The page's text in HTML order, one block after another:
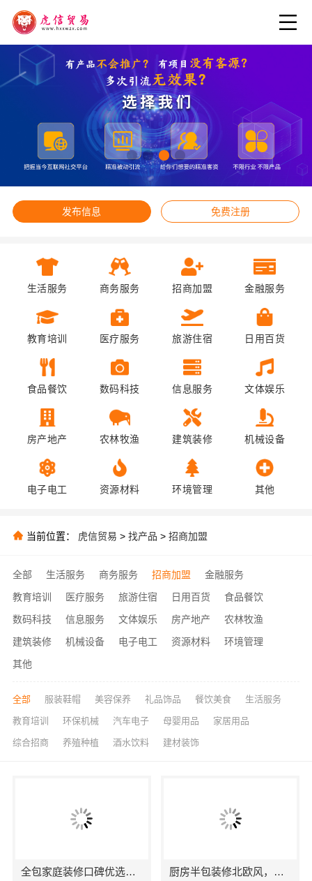
发布信息 免费注册
生活服务 商务服务 招商加盟 金融服务
教育培训 医疗服务 旅游住宿 日用百货
食品餐饮 数码科技 信息服务 文体娱乐
房产地产 农林牧渔 建筑装修 机械设备
电子电工 资源材料 环境管理 其他
当前位置： 虎信贸易 > 找产品 > 招商加盟
全部 生活服务 商务服务 招商加盟
金融服务
教育培训
医疗服务 旅游住宿 日用百货
食品餐饮
数码科技
信息服务 文体娱乐 房产地产
农林牧渔
建筑装修
机械设备 电子电工 资源材料
环境管理
其他
全部 服装鞋帽 美容保养 礼品饰品 餐饮美食 生活服务
教育培训 环保机械 汽车电子 母婴用品 家居用品
综合招商 养殖种植 酒水饮料 建材装饰
全包家庭装修口碑优选报价明细福建尚艺空间新材料科技有限公司 厨房半包装修北欧风，中蓝建投（北京）建设有限公司武功分公司专业打造